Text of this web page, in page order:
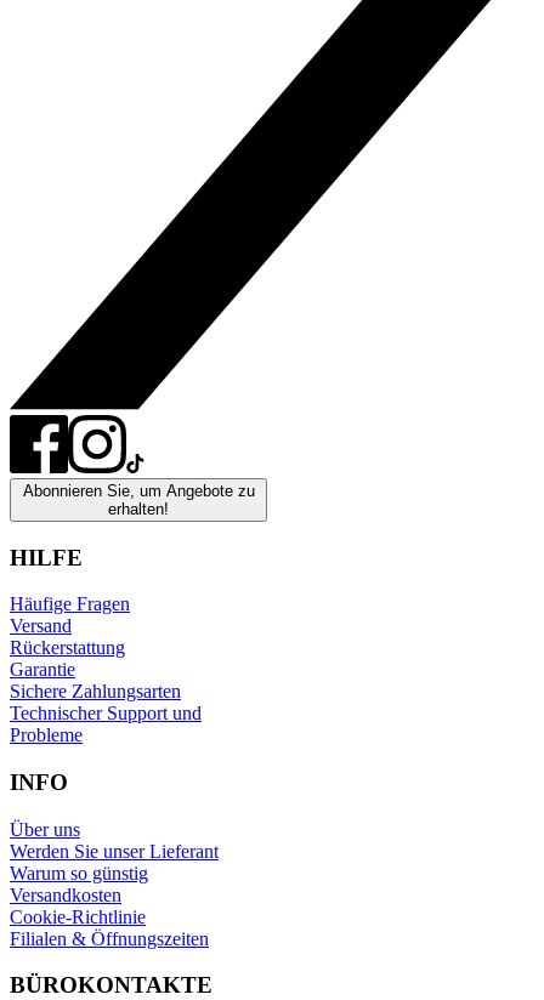
Abonnieren Sie, um Angebote zu
erhalten!
HILFE
Häufige Fragen
Versand
Rückerstattung
Garantie
Sichere Zahlungsarten
Technischer Support und
Probleme
INFO
Über uns
Werden Sie unser Lieferant
Warum so günstig
Versandkosten
Cookie-Richtlinie
Filialen & Öffnungszeiten
BÜROKONTAKTE